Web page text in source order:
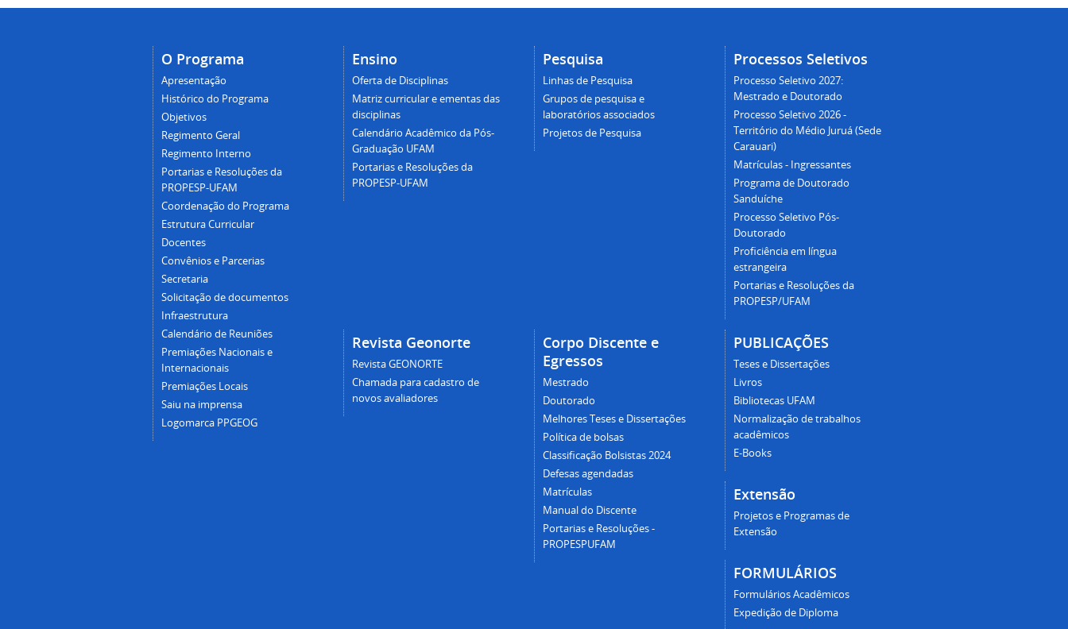
O Programa
Apresentação
Histórico do Programa
Objetivos
Regimento Geral
Regimento Interno
Portarias e Resoluções da
PROPESP-UFAM
Coordenação do Programa
Estrutura Curricular
Docentes
Convênios e Parcerias
Secretaria
Solicitação de documentos
Infraestrutura
Calendário de Reuniões
Premiações Nacionais e
Internacionais
Premiações Locais
Saiu na imprensa
Logomarca PPGEOG
Ensino
Oferta de Disciplinas
Matriz curricular e ementas das
disciplinas
Calendário Acadêmico da Pós-
Graduação UFAM
Portarias e Resoluções da
PROPESP-UFAM
Pesquisa
Linhas de Pesquisa
Grupos de pesquisa e
laboratórios associados
Projetos de Pesquisa
Processos Seletivos
Processo Seletivo 2027:
Mestrado e Doutorado
Processo Seletivo 2026 -
Território do Médio Juruá (Sede
Carauari)
Matrículas - Ingressantes
Programa de Doutorado
Sanduíche
Processo Seletivo Pós-
Doutorado
Proficiência em língua
estrangeira
Portarias e Resoluções da
PROPESP/UFAM
Revista Geonorte
Revista GEONORTE
Chamada para cadastro de
novos avaliadores
Corpo Discente e
Egressos
Mestrado
Doutorado
Melhores Teses e Dissertações
Política de bolsas
Classificação Bolsistas 2024
Defesas agendadas
Matrículas
Manual do Discente
Portarias e Resoluções -
PROPESPUFAM
PUBLICAÇÕES
Teses e Dissertações
Livros
Bibliotecas UFAM
Normalização de trabalhos
acadêmicos
E-Books
Extensão
Projetos e Programas de
Extensão
FORMULÁRIOS
Formulários Acadêmicos
Expedição de Diploma